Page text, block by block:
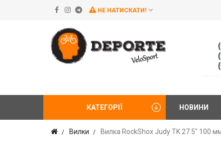
НЕ НАТИСКАТИ!
КАТЕГОРІЇ НОВИНИ
Вилки Вилка RockShox Judy TK 27.5" 100